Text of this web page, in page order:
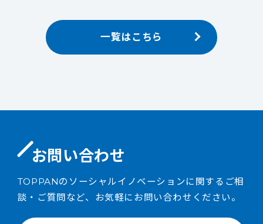
一覧はこちら
お問い合わせ
TOPPANのソーシャルイノベーションに関するご相
談・ご質問など、お気軽にお問い合わせください。